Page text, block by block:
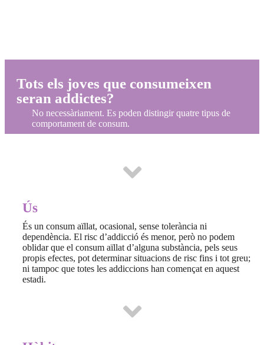
Tots els joves que consumeixen
seran addictes?
No necessàriament. Es poden distingir quatre tipus de
comportament de consum.
Ús
És un consum aïllat, ocasional, sense tolerància ni
dependència. El risc d’addicció és menor, però no podem
oblidar que el consum aïllat d’alguna substància, pels seus
propis efectes, pot determinar situacions de risc fins i tot greu;
ni tampoc que totes les addiccions han començat en aquest
estadi.